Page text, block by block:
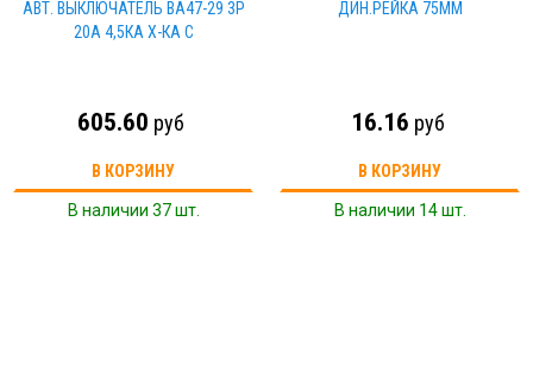
АВТ. ВЫКЛЮЧАТЕЛЬ ВА47-29 3Р
20А 4,5КА Х-КА С
605.60 руб
В КОРЗИНУ
В наличии 37 шт.
ДИН.РЕЙКА 75ММ
16.16 руб
В КОРЗИНУ
В наличии 14 шт.